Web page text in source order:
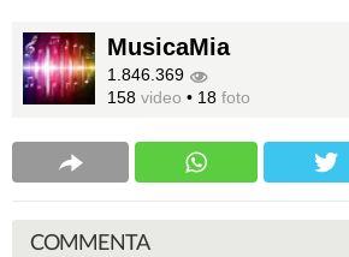
MusicaMia
1.846.369
158 video • 18 foto
COMMENTA